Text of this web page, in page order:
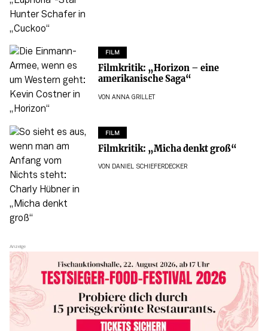
FILM
Filmkritik: „Horizon – eine
amerikanische Saga“
VON ANNA GRILLET
FILM
Filmkritik: „Micha denkt groß“
VON DANIEL SCHIEFERDECKER